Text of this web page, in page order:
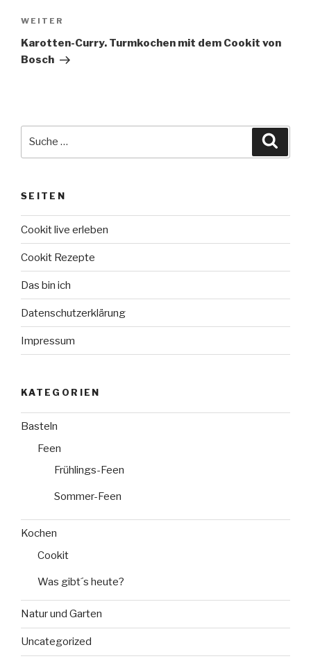
Nächster
Beitrag
WEITER
Karotten-Curry. Turmkochen mit dem Cookit von
Bosch
SEITEN
Cookit live erleben
Cookit Rezepte
Das bin ich
Datenschutzerklärung
Impressum
KATEGORIEN
Basteln
Feen
Frühlings-Feen
Sommer-Feen
Kochen
Cookit
Was gibt´s heute?
Natur und Garten
Uncategorized